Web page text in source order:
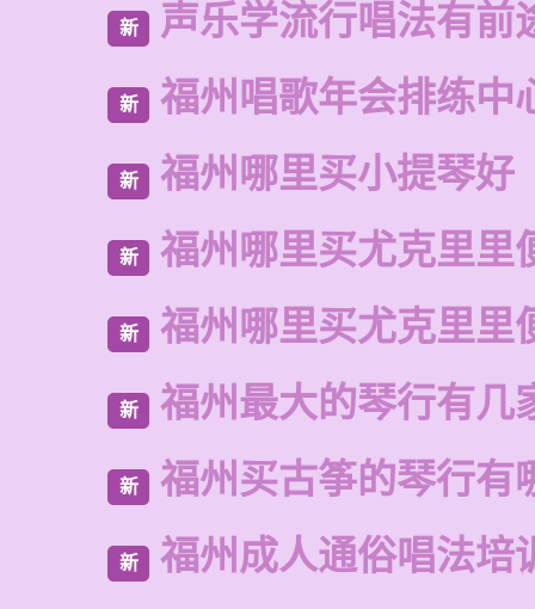
新 声乐学流行唱法有前
新 福州唱歌年会排练中
新 福州哪里买小提琴好
新 福州哪里买尤克里里
新 福州哪里买尤克里里
新 福州最大的琴行有几
新 福州买古筝的琴行有
新 福州成人通俗唱法培